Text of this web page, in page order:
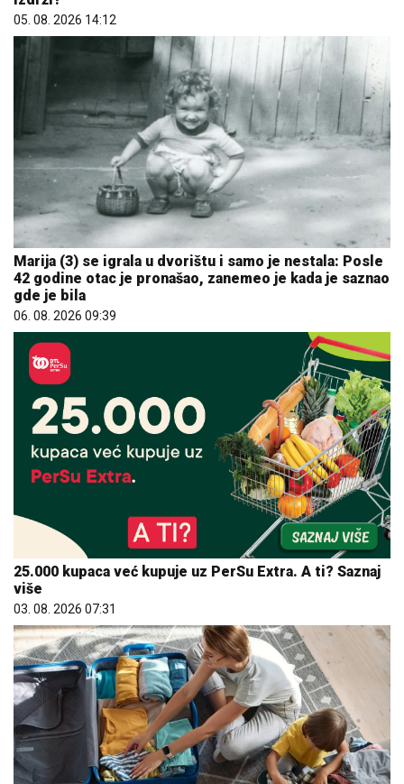
05. 08. 2026 14:12
Marija (3) se igrala u dvorištu i samo je nestala: Posle
42 godine otac je pronašao, zanemeo je kada je saznao
gde je bila
06. 08. 2026 09:39
25.000 kupaca već kupuje uz PerSu Extra. A ti? Saznaj
više
03. 08. 2026 07:31